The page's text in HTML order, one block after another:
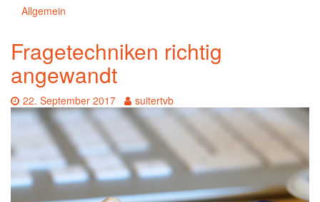
Allgemein
Fragetechniken richtig
angewandt
Date:
22. September 2017 Author:
suitertvb